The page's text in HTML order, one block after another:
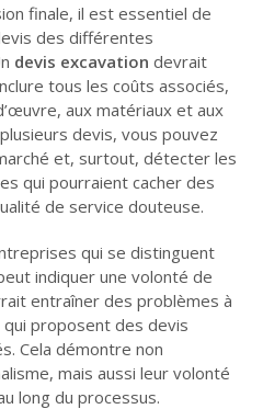
finale, il est essentiel de
des différentes
devis excavation devrait
tous les coûts associés,
aux matériaux et aux
devis, vous pouvez
et, surtout, détecter les
qui pourraient cacher des
de service douteuse.
qui se distinguent
indiquer une volonté de
entraîner des problèmes à
proposent des devis
Cela démontre non
mais aussi leur volonté
long du processus.